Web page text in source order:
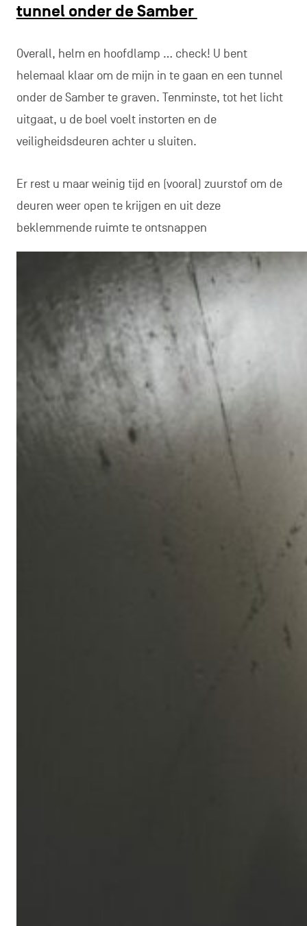
tunnel onder de Samber
Overall, helm en hoofdlamp … check! U bent
helemaal klaar om de mijn in te gaan en een tunnel
onder de Samber te graven. Tenminste, tot het licht
uitgaat, u de boel voelt instorten en de
veiligheidsdeuren achter u sluiten.
Er rest u maar weinig tijd en (vooral) zuurstof om de
deuren weer open te krijgen en uit deze
beklemmende ruimte te ontsnappen